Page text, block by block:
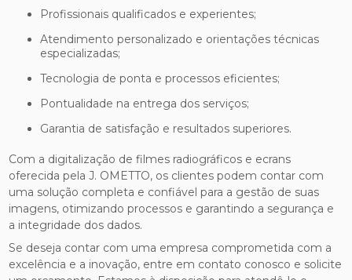
Profissionais qualificados e experientes;
Atendimento personalizado e orientações técnicas
especializadas;
Tecnologia de ponta e processos eficientes;
Pontualidade na entrega dos serviços;
Garantia de satisfação e resultados superiores.
Com a digitalização de filmes radiográficos e ecrans
oferecida pela J. OMETTO, os clientes podem contar com
uma solução completa e confiável para a gestão de suas
imagens, otimizando processos e garantindo a segurança e
a integridade dos dados.
Se deseja contar com uma empresa comprometida com a
excelência e a inovação, entre em contato conosco e solicite